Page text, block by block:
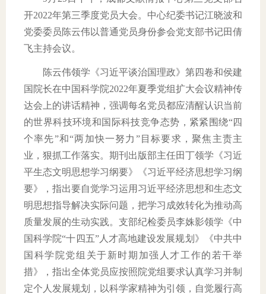
开2022年第三季度党员大会。中心纪委书记江晓波和
党委委员陈云伟以普通党员身份参会党支部书记田倩
飞主持会议。
陈云伟领学《习近平谈治国理政》第四卷和侯建
国院长在中国科学院2022年夏季党组扩大会议精神传
达会上的讲话精神，强调每名党员都应清醒认识当前
的世界科技环境和国际科技竞争态势，紧紧围绕“四
个率先”和“两加快一努力”目标要求，聚焦主责主
业，狠抓工作落实。期刊出版部主任田丁领学《习近
平生态文明思想学习纲要》《习近平经济思想学习纲
要》，指出要自觉学习运用习近平经济思想和生态文
明思想指导解决实际问题，把学习成效转化为推动高
质量发展的生动实践。支部纪检委员李姝影领学《中
国科学院“十四五”人才高地建设发展规划》《中共中
国科学院党组关于新时期加强人才工作的若干举
措》，指出全体党员应按照院党组要求认真学习并制
定个人发展规划，以科学家精神为引领，自觉履行高